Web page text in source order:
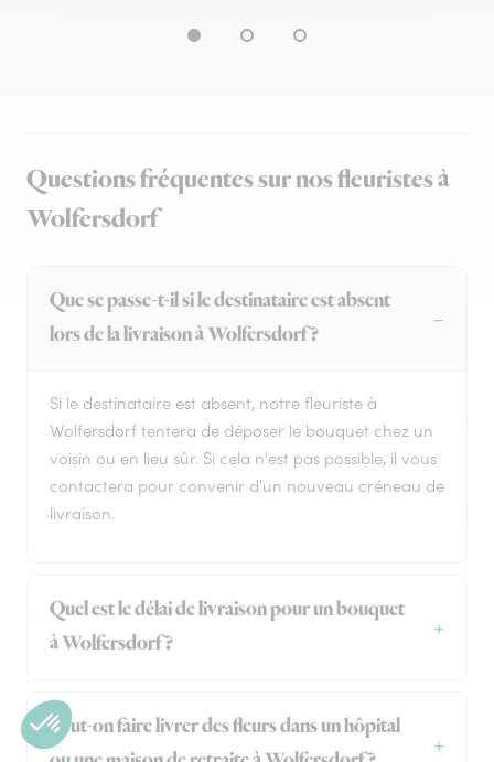
Questions fréquentes sur nos fleuristes à
Wolfersdorf
Que se passe-t-il si le destinataire est absent
lors de la livraison à Wolfersdorf ?
Si le destinataire est absent, notre fleuriste à
Wolfersdorf tentera de déposer le bouquet chez un
voisin ou en lieu sûr. Si cela n'est pas possible, il vous
contactera pour convenir d'un nouveau créneau de
livraison.
Quel est le délai de livraison pour un bouquet
à Wolfersdorf ?
Peut-on faire livrer des fleurs dans un hôpital